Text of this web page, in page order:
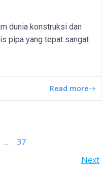
dunia konstruksi dan
pipa yang tepat sangat
Read more
… Page
37
Next